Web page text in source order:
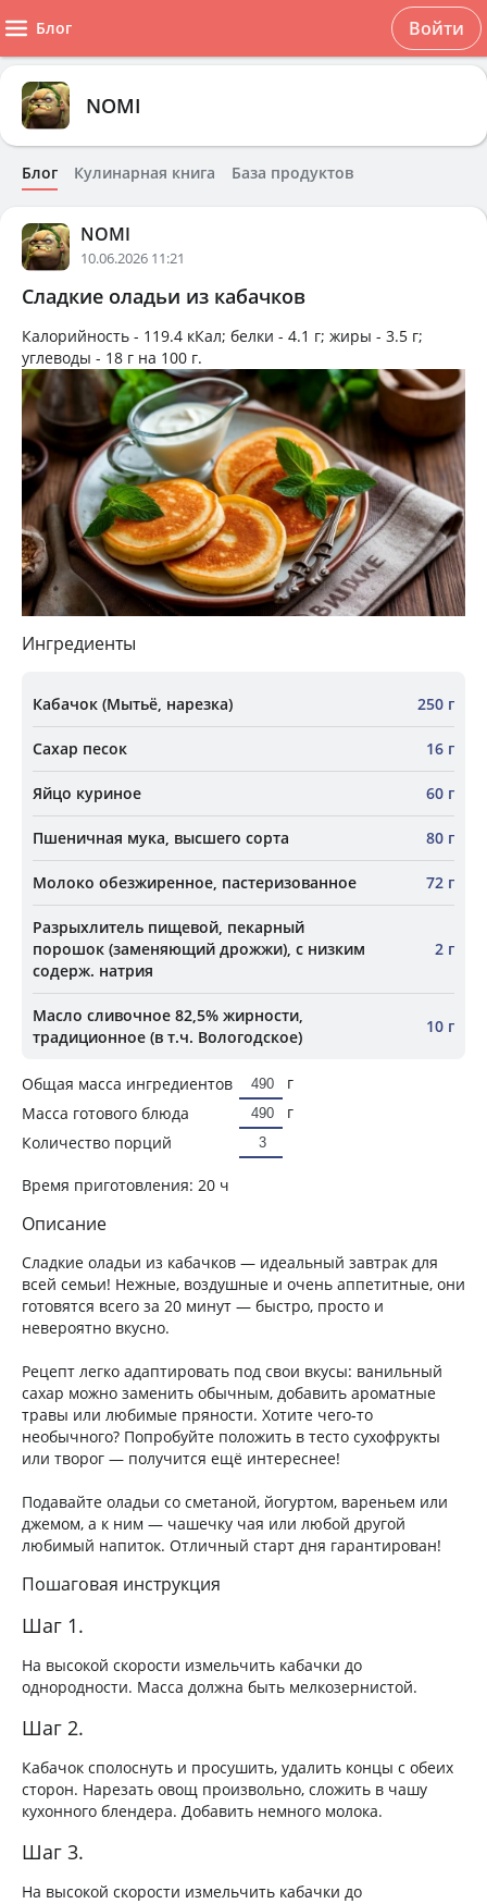
Блог Войти
NOMI
Блог Кулинарная книга База продуктов
NOMI
10.06.2026 11:21
Сладкие оладьи из кабачков
Калорийность - 119.4 кКал; белки - 4.1 г; жиры - 3.5 г;
углеводы - 18 г на 100 г.
Ингредиенты
Кабачок (Мытьё, нарезка) 250 г
Сахар песок 16 г
Яйцо куриное 60 г
Пшеничная мука, высшего сорта 80 г
Молоко обезжиренное, пастеризованное 72 г
Разрыхлитель пищевой, пекарный
порошок (заменяющий дрожжи), с низким
содерж. натрия
2 г
Масло сливочное 82,5% жирности,
традиционное (в т.ч. Вологодское)
10 г
Общая масса ингредиентов
г
Масса готового блюда
г
Количество порций
Время приготовления: 20 ч
Описание
Сладкие оладьи из кабачков — идеальный завтрак для
всей семьи! Нежные, воздушные и очень аппетитные, они
готовятся всего за 20 минут — быстро, просто и
невероятно вкусно.
Рецепт легко адаптировать под свои вкусы: ванильный
сахар можно заменить обычным, добавить ароматные
травы или любимые пряности. Хотите чего‑то
необычного? Попробуйте положить в тесто сухофрукты
или творог — получится ещё интереснее!
Подавайте оладьи со сметаной, йогуртом, вареньем или
джемом, а к ним — чашечку чая или любой другой
любимый напиток. Отличный старт дня гарантирован!
Пошаговая инструкция
Шаг 1.
На высокой скорости измельчить кабачки до
однородности. Масса должна быть мелкозернистой.
Шаг 2.
Кабачок сполоснуть и просушить, удалить концы с обеих
сторон. Нарезать овощ произвольно, сложить в чашу
кухонного блендера. Добавить немного молока.
Шаг 3.
На высокой скорости измельчить кабачки до